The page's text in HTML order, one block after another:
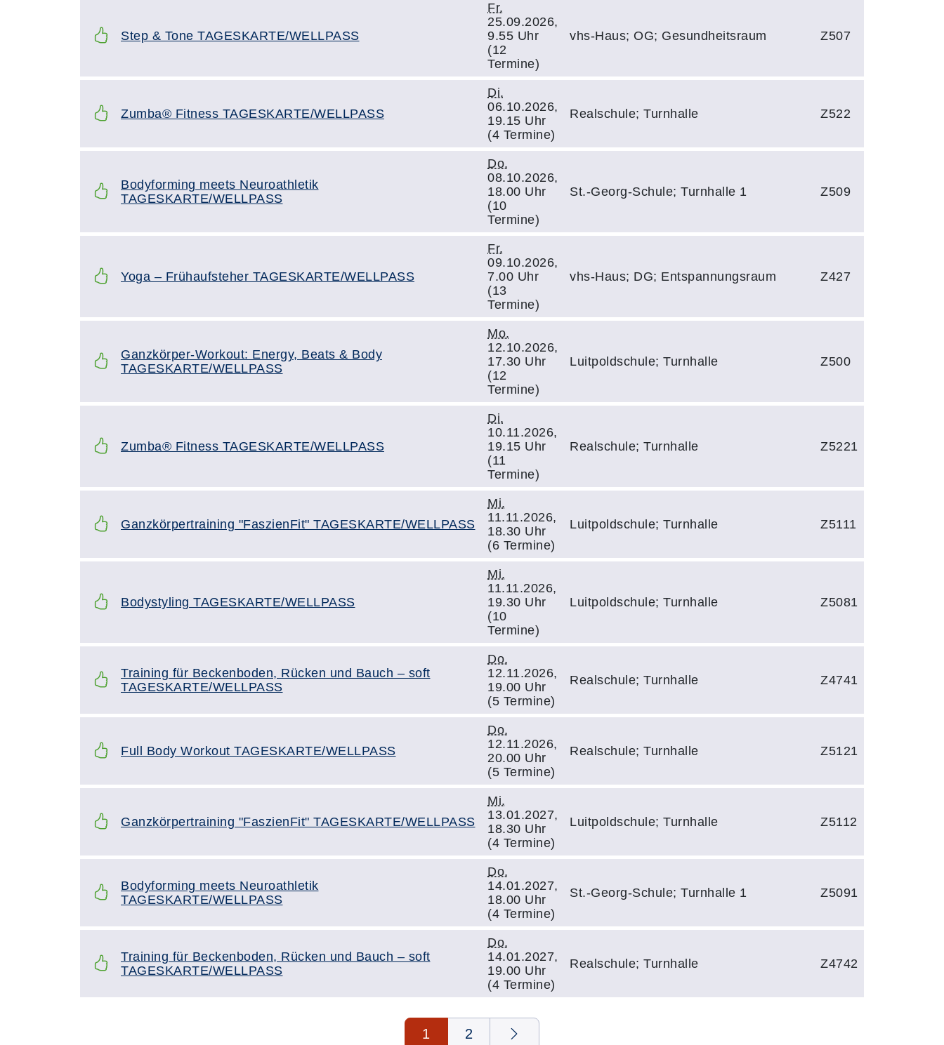
Step & Tone TAGESKARTE/WELLPASS
Fr.
25.09.2026,
9.55 Uhr
(12
Termine)
vhs-Haus; OG; Gesundheitsraum Z507
Zumba® Fitness TAGESKARTE/WELLPASS
Di.
06.10.2026,
19.15 Uhr
(4 Termine)
Realschule; Turnhalle Z522
Bodyforming meets Neuroathletik
TAGESKARTE/WELLPASS
Do.
08.10.2026,
18.00 Uhr
(10
Termine)
St.-Georg-Schule; Turnhalle 1 Z509
Yoga – Frühaufsteher TAGESKARTE/WELLPASS
Fr.
09.10.2026,
7.00 Uhr
(13
Termine)
vhs-Haus; DG; Entspannungsraum Z427
Ganzkörper-Workout: Energy, Beats & Body
TAGESKARTE/WELLPASS
Mo.
12.10.2026,
17.30 Uhr
(12
Termine)
Luitpoldschule; Turnhalle Z500
Zumba® Fitness TAGESKARTE/WELLPASS
Di.
10.11.2026,
19.15 Uhr
(11
Termine)
Realschule; Turnhalle Z5221
Ganzkörpertraining "FaszienFit" TAGESKARTE/WELLPASS
Mi.
11.11.2026,
18.30 Uhr
(6 Termine)
Luitpoldschule; Turnhalle Z5111
Bodystyling TAGESKARTE/WELLPASS
Mi.
11.11.2026,
19.30 Uhr
(10
Termine)
Luitpoldschule; Turnhalle Z5081
Training für Beckenboden, Rücken und Bauch – soft
TAGESKARTE/WELLPASS
Do.
12.11.2026,
19.00 Uhr
(5 Termine)
Realschule; Turnhalle Z4741
Full Body Workout TAGESKARTE/WELLPASS
Do.
12.11.2026,
20.00 Uhr
(5 Termine)
Realschule; Turnhalle Z5121
Ganzkörpertraining "FaszienFit" TAGESKARTE/WELLPASS
Mi.
13.01.2027,
18.30 Uhr
(4 Termine)
Luitpoldschule; Turnhalle Z5112
Bodyforming meets Neuroathletik
TAGESKARTE/WELLPASS
Do.
14.01.2027,
18.00 Uhr
(4 Termine)
St.-Georg-Schule; Turnhalle 1 Z5091
Training für Beckenboden, Rücken und Bauch – soft
TAGESKARTE/WELLPASS
Do.
14.01.2027,
19.00 Uhr
(4 Termine)
Realschule; Turnhalle Z4742
1 2